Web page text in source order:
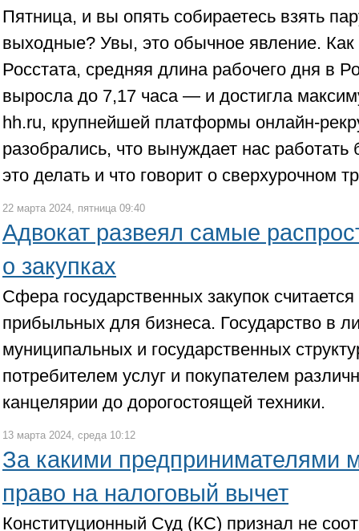
Пятница, и вы опять собираетесь взять
выходные? Увы, это обычное явление. Как
Росстата, средняя длина рабочего дня в
выросла до 7,17 часа — и достигла
hh.ru, крупнейшей платформы онлайн-
разобрались, что вынуждает нас работать
это делать и что говорит о сверхурочном
22 марта 2024, пятница 09:40
Адвокат развеял самые
о закупках
Сфера государственных закупок
прибыльных для бизнеса. Государство в
муниципальных и государственных
потребителем услуг и покупателем
канцелярии до дорогостоящей техники.
13 марта 2024, среда 10:12
За какими предпринимателями
право на налоговый вычет
Конституционный Суд (КС) признал не